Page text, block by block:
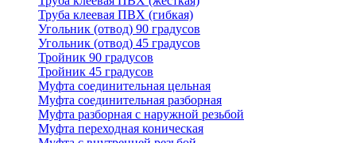
Труба клеевая ПВХ (гибкая)
Угольник (отвод) 90 градусов
Угольник (отвод) 45 градусов
Тройник 90 градусов
Тройник 45 градусов
Муфта соединительная цельная
Муфта соединительная разборная
Муфта разборная с наружной резьбой
Муфта переходная коническая